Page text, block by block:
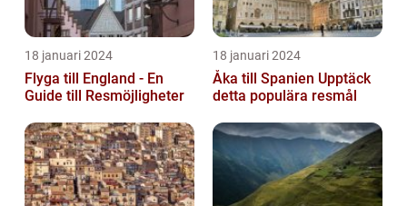
18 januari 2024
Flyga till England - En
Guide till Resmöjligheter
18 januari 2024
Åka till Spanien Upptäck
detta populära resmål